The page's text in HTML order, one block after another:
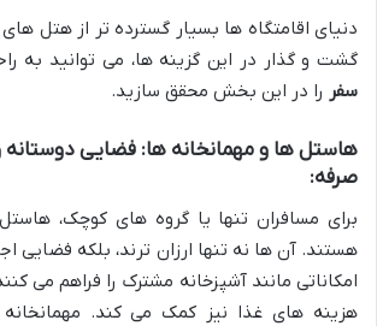
دنیای اقامتگاه ها بسیار گسترده تر از هتل
گشت و گذار در این گزینه ها، می توانید به
سفر را در این بخش محقق سازید.
هاستل ها و مهمانخانه ها: فضایی
صرفه:
برای مسافران تنها یا گروه های کوچک،
هستند. آن ها نه تنها ارزان ترند، بلکه فضایی
امکاناتی مانند آشپزخانه مشترک را فراهم می
هزینه های غذا نیز کمک می کند.